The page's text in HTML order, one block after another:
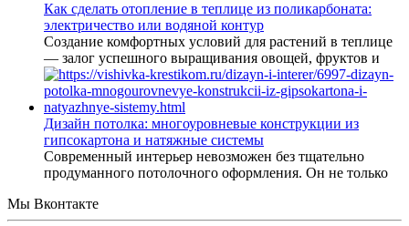
Как сделать отопление в теплице из поликарбоната:
электричество или водяной контур
Создание комфортных условий для растений в теплице
— залог успешного выращивания овощей, фруктов и
Дизайн потолка: многоуровневые конструкции из
гипсокартона и натяжные системы
Современный интерьер невозможен без тщательно
продуманного потолочного оформления. Он не только
Мы Вконтакте